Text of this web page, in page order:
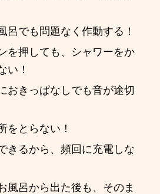
呂でも問題なく作動する！
を押しても、シャワーをか
い！
おきっぱなしでも音が途切
をとらない！
きるから、頻回に充電しな
風呂から出た後も、そのま